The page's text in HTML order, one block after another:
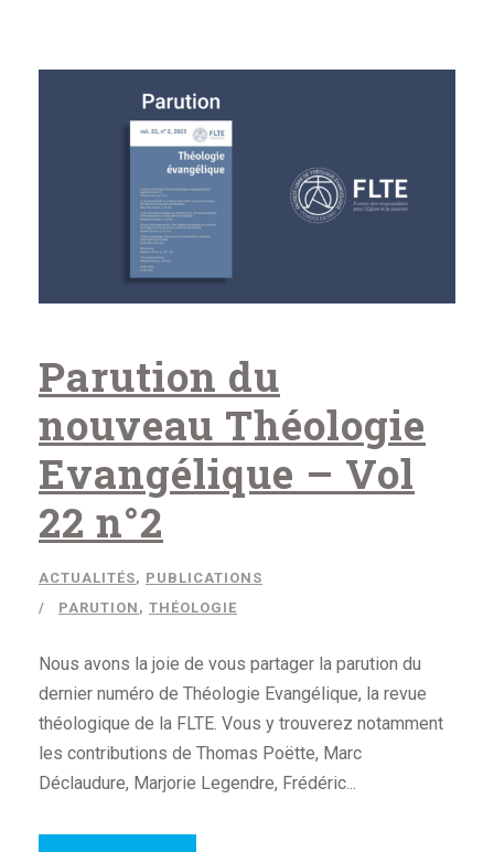
Parution du
nouveau Théologie
Evangélique – Vol
22 n°2
ACTUALITÉS, PUBLICATIONS
PARUTION , THÉOLOGIE
Nous avons la joie de vous partager la parution du
dernier numéro de Théologie Evangélique, la revue
théologique de la FLTE. Vous y trouverez notamment
les contributions de Thomas Poëtte, Marc
Déclaudure, Marjorie Legendre, Frédéric...